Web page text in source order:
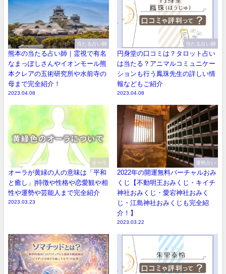
当たる占い師
熊本の当たる占い師｜霊視で有名
なまっぽしさんやイオンモール熊
本クレアの五術研究所や水前寺の
母まで完全紹介！
2023.04.08
当たる占い師
円身堂の口コミは？タロット占い
は当たる？アニマルコミュニケー
ションも行う鳳珠先生の詳しい情
報などもご紹介
2023.04.08
オーラ
オーラが黄緑の人の意味は「平和
と癒し」|特徴や性格や恋愛観や相
性や運勢や芸能人まで完全紹介
2023.03.23
運勢占い
2022年の開運無料バーチャルおみ
くじ【不動明王おみくじ・キイチ
神社おみくじ・愛宕神社おみく
じ・江島神社おみくじも完全紹
介！】
2023.03.22